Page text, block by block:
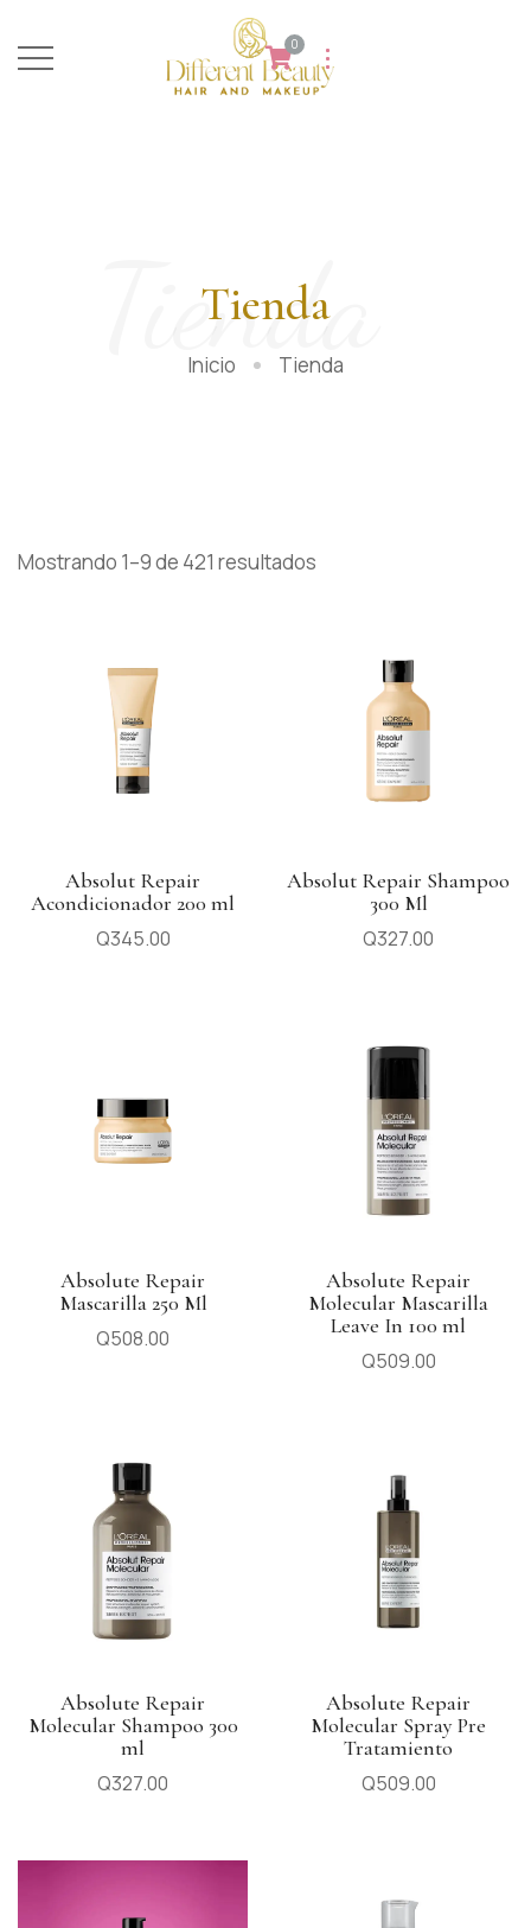
0
Tienda
Tienda
Inicio Tienda
Mostrando 1–9 de 421 resultados
Absolut Repair
Acondicionador 200 ml
Q345.00
Absolut Repair Shampoo
300 Ml
Q327.00
Absolute Repair
Mascarilla 250 Ml
Q508.00
Absolute Repair
Molecular Mascarilla
Leave In 100 ml
Q509.00
Absolute Repair
Molecular Shampoo 300
ml
Q327.00
Absolute Repair
Molecular Spray Pre
Tratamiento
Q509.00